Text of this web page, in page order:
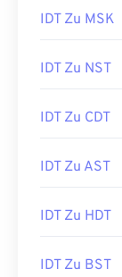
IDT Zu MSK
IDT Zu NST
IDT Zu CDT
IDT Zu AST
IDT Zu HDT
IDT Zu BST